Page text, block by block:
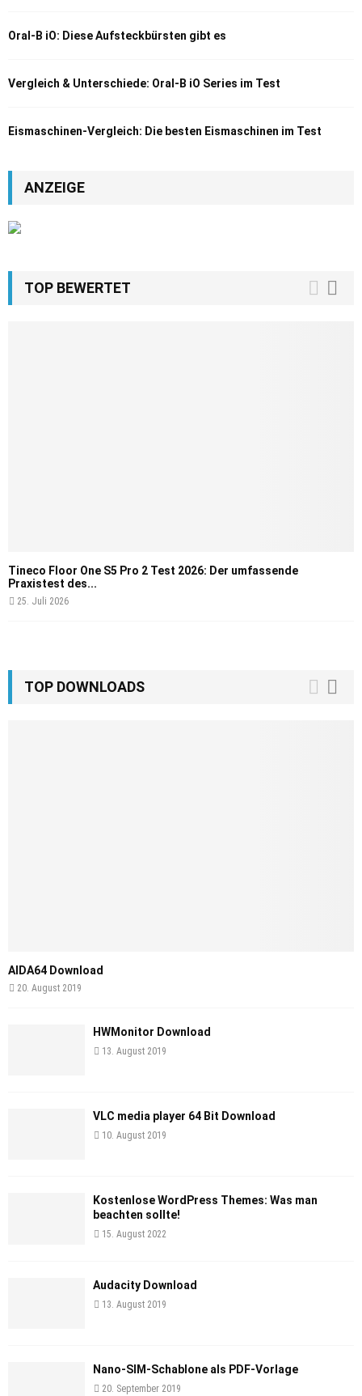
Oral-B iO: Diese Aufsteckbürsten gibt es
Vergleich & Unterschiede: Oral-B iO Series im Test
Eismaschinen-Vergleich: Die besten Eismaschinen im Test
ANZEIGE
TOP BEWERTET
Tineco Floor One S5 Pro 2 Test 2026: Der umfassende
Praxistest des...
25. Juli 2026
TOP DOWNLOADS
AIDA64 Download
20. August 2019
HWMonitor Download
13. August 2019
VLC media player 64 Bit Download
10. August 2019
Kostenlose WordPress Themes: Was man
beachten sollte!
15. August 2022
Audacity Download
13. August 2019
Nano-SIM-Schablone als PDF-Vorlage
20. September 2019